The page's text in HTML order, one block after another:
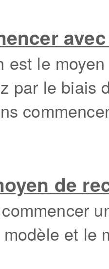
est le
par le biais
de
et le